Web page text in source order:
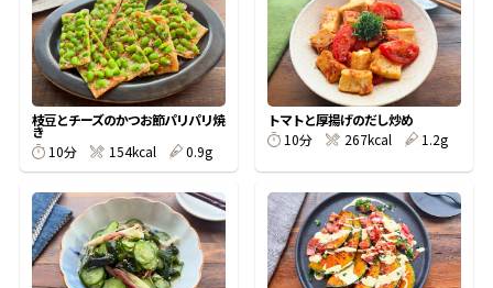
旨さ、別格。だし屋の鍋 韓福善シリーズ
時短レシピ
おいしいレシピを商品から探す
かつお節レシピ
めんつゆレシピ
ヤマキ かつお節プラス®
かつお節・だしを楽しむ
だしコミュ
- ヤマキ かつお節プラス®
採用情報
- ジョブリターン制
コミュニティサイト
Global
枝豆とチーズのかつお節パリパリ焼
き
10分
154kcal 0.9g
トマトと厚揚げのだし炒め
10分
267kcal 1.2g